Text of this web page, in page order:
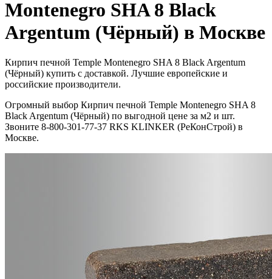
Montenegro SHA 8 Black
Argentum (Чёрный) в Москве
Кирпич печной Temple Montenegro SHA 8 Black Argentum
(Чёрный) купить с доставкой. Лучшие европейские и
российские производители.
Огромный выбор Кирпич печной Temple Montenegro SHA 8
Black Argentum (Чёрный) по выгодной цене за м2 и шт.
Звоните 8-800-301-77-37 RKS KLINKER (РеКонСтрой) в
Москве.